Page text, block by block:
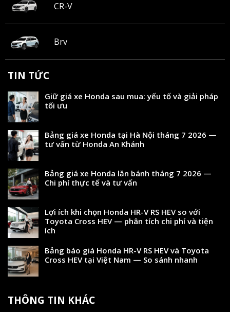
CR-V
Brv
TIN TỨC
Giữ giá xe Honda sau mua: yếu tố và giải pháp
tối ưu
Bảng giá xe Honda tại Hà Nội tháng 7 2026 —
tư vấn từ Honda An Khánh
Bảng giá xe Honda lăn bánh tháng 7 2026 —
Chi phí thực tế và tư vấn
Lợi ích khi chọn Honda HR-V RS HEV so với
Toyota Cross HEV — phân tích chi phí và tiện
ích
Bảng báo giá Honda HR-V RS HEV và Toyota
Cross HEV tại Việt Nam — So sánh nhanh
THÔNG TIN KHÁC